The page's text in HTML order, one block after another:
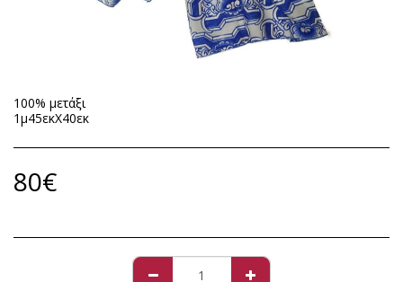
100% μετάξι
1μ45εκX40εκ
80€